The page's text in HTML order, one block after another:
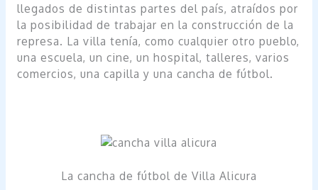
llegados de distintas partes del país, atraídos por
la posibilidad de trabajar en la construcción de la
represa. La villa tenía, como cualquier otro pueblo,
una escuela, un cine, un hospital, talleres, varios
comercios, una capilla y una cancha de fútbol.
La cancha de fútbol de Villa Alicura